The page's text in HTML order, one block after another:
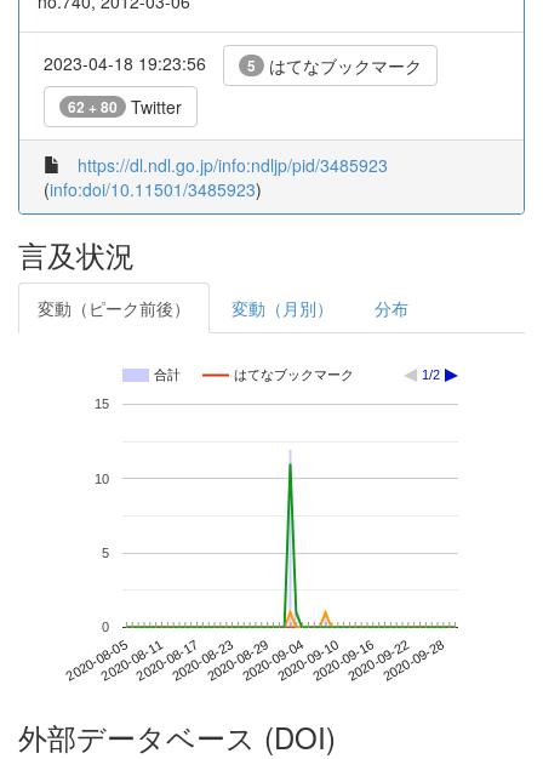
2023-04-18 19:23:56 5 はてなブックマーク
62 + 80 Twitter
https://dl.ndl.go.jp/info:ndljp/pid/3485923
(info:doi/10.11501/3485923)
言及状況
変動（ピーク前後） 変動（月別） 分布
合計 はてなブックマーク 1/2
2020-08-052020-08-112020-08-172020-08-232020-08-292020-09-042020-09-102020-09-162020-09-222020-09-28
0
5
10
15
外部データベース (DOI)